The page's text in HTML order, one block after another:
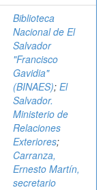
Biblioteca
Nacional de El
Salvador
"Francisco
Gavidia"
(BINAES); El
Salvador.
Ministerio de
Relaciones
Exteriores;
Carranza,
Ernesto Martín,
secretario